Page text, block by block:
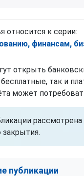
относится к серии:
финансам,
открыть
так и
может
закрытия.
публикации